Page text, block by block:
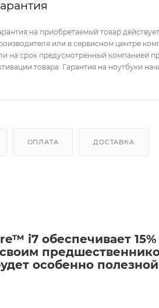
на приобретаемый товар
или в сервисном центре
на срок предусмотренный компанией
товара. Гарантия на ноутбуки
ОПЛАТА ДОСТАВКА
i7 обеспечивает 15%
особенно полезной